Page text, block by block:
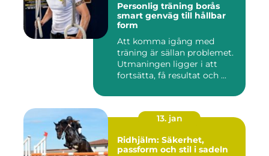
Personlig träning borås
smart genväg till hållbar
form
Att komma igång med
träning är sällan problemet.
Utmaningen ligger i att
fortsätta, få resultat och ...
13. jan
Ridhjälm: Säkerhet,
passform och stil i sadeln